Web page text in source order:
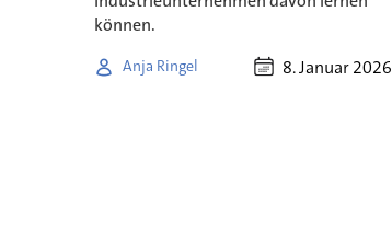
können.
Anja Ringel 8. Januar 2026